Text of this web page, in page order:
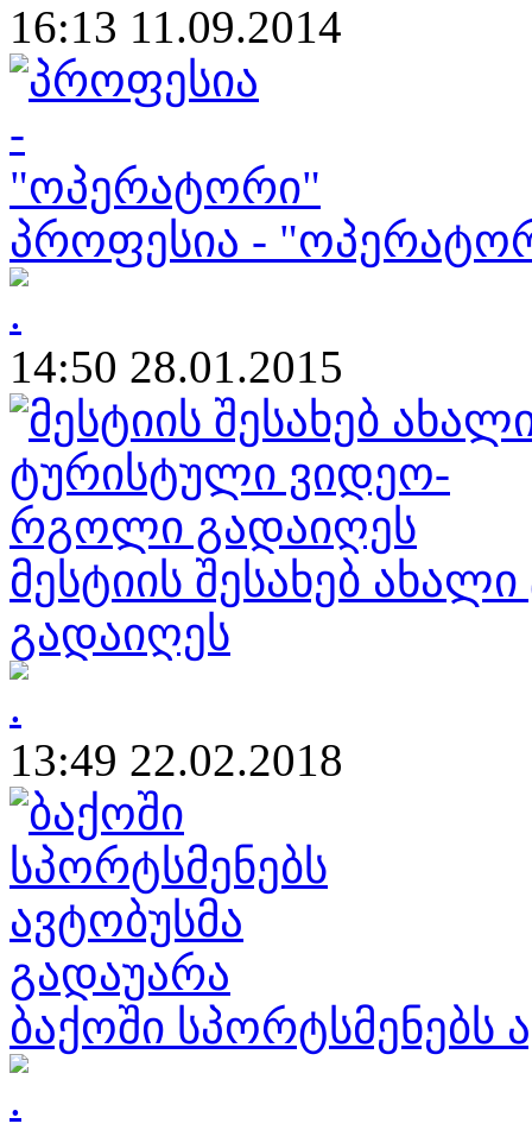
16:13 11.09.2014
პროფესია -
14:50 28.01.2015
მესტიის შესახებ
გადაიღეს
13:49 22.02.2018
ბაქოში სპორტსმენებს